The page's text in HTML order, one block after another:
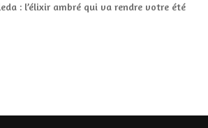
: l’élixir ambré qui va rendre votre été